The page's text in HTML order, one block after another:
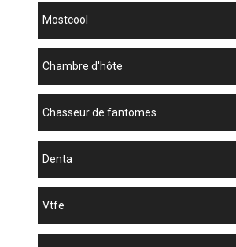
mostcool
chambre d'hôte
chasseur de fantomes
denta
vtfe